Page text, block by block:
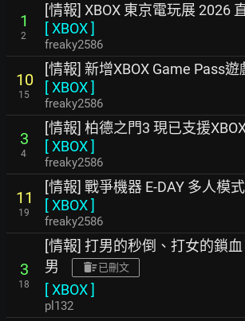
1
2
[情報] XBOX 東京電玩展 2026
[XBOX]
freaky2586
10
15
[情報] 新增XBOX Game Pass遊
[XBOX]
freaky2586
3
4
[情報] 柏德之門3 現已支援
[XBOX]
freaky2586
11
19
[情報] 戰爭機器 E-DAY 多人模
[XBOX]
freaky2586
3
18
[情報] 打男的秒倒、打女的鎖
男
已刪文
[XBOX]
pl132